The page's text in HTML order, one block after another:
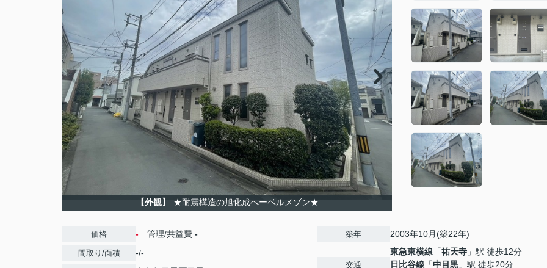
【外観】 ★耐震構造の旭化成へーベルメゾン★
価格 - 管理/共益費 -
間取り/面積 -/-
築年 2003年10月(築22年)
交通
東急東横線 「祐天寺 」駅 徒歩12分
日比谷線 「中目黒 」駅 徒歩20分